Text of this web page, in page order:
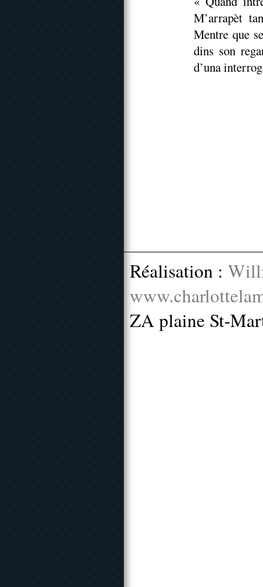
M’arrapèt
Mentre que
dins son
d’una
Réalisation :
ZA plaine St-